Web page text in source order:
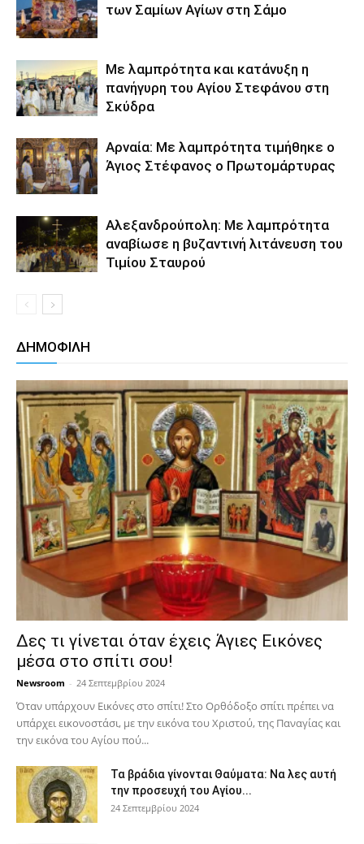
των Σαμίων Αγίων στη Σάμο
Με λαμπρότητα και κατάνυξη η
πανήγυρη του Αγίου Στεφάνου στη
Σκύδρα
Αρναία: Με λαμπρότητα τιμήθηκε ο
Άγιος Στέφανος ο Πρωτομάρτυρας
Αλεξανδρούπολη: Με λαμπρότητα
αναβίωσε η βυζαντινή λιτάνευση του
Τιμίου Σταυρού
ΔΗΜΟΦΙΛΗ
Δες τι γίνεται όταν έχεις Άγιες Εικόνες
μέσα στο σπίτι σου!
Newsroom - 24 Σεπτεμβρίου 2024
Όταν υπάρχουν Εικόνες στο σπίτι! Στο Ορθόδοξο σπίτι πρέπει να
υπάρχει εικονοστάσι, με την εικόνα του Χριστού, της Παν­αγίας και
την εικόνα του Αγίου πού...
Τα βράδια γίνονται Θαύματα: Να λες αυτή
την προσευχή του Αγίου...
24 Σεπτεμβρίου 2024